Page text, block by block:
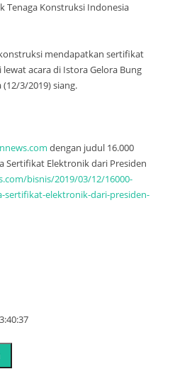
Tenaga Konstruksi Indonesia
mendapatkan sertifikat
acara di Istora Gelora Bung
(12/3/2019) siang.
dengan judul 16.000
Sertifikat Elektronik dari Presiden
bisnis/2019/03/12/16000-
sertifikat-elektronik-dari-presiden-